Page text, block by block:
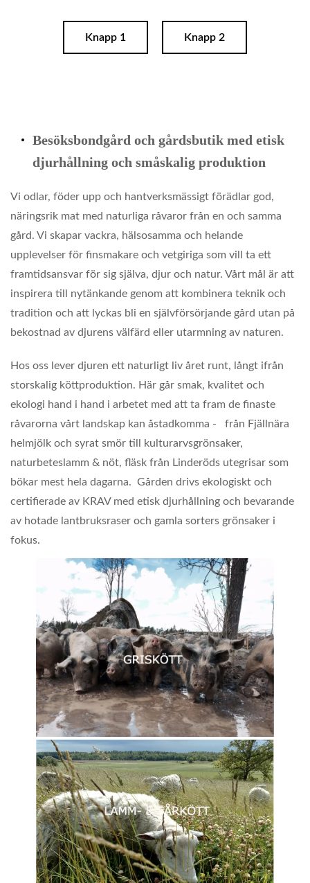
Knapp 1 Knapp 2
Besöksbondgård och gårdsbutik med etisk
djurhållning och småskalig produktion
Vi odlar, föder upp och hantverksmässigt förädlar god,
näringsrik mat med naturliga råvaror från en och samma
gård. Vi skapar vackra, hälsosamma och helande
upplevelser för finsmakare och vetgiriga som vill ta ett
framtidsansvar för sig själva, djur och natur. Vårt mål är att
inspirera till nytänkande genom att kombinera teknik och
tradition och att lyckas bli en självförsörjande gård utan på
bekostnad av djurens välfärd eller utarmning av naturen.
Hos oss lever djuren ett naturligt liv året runt, långt ifrån
storskalig köttproduktion. Här går smak, kvalitet och
ekologi hand i hand i arbetet med att ta fram de finaste
råvarorna vårt landskap kan åstadkomma - från Fjällnära
helmjölk och syrat smör till kulturarvsgrönsaker,
naturbeteslamm & nöt, fläsk från Linderöds utegrisar som
bökar mest hela dagarna. Gården drivs ekologiskt och
certifierade av KRAV med etisk djurhållning och bevarande
av hotade lantbruksraser och gamla sorters grönsaker i
fokus.